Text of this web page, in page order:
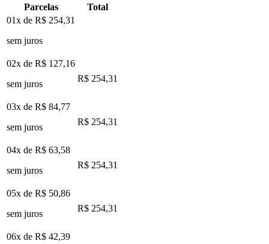
Parcelas
Total
01x de R$ 254,31
sem juros
02x de R$ 127,16
sem juros
R$ 254,31
03x de R$ 84,77
sem juros
R$ 254,31
04x de R$ 63,58
sem juros
R$ 254,31
05x de R$ 50,86
sem juros
R$ 254,31
06x de R$ 42,39